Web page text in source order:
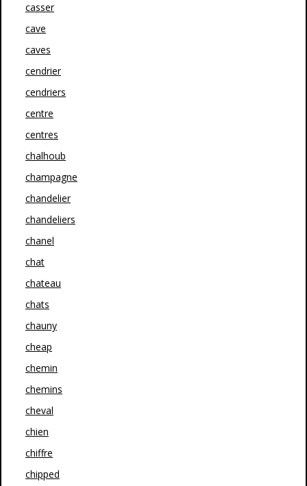
casser
cave
caves
cendrier
cendriers
centre
centres
chalhoub
champagne
chandelier
chandeliers
chanel
chat
chateau
chats
chauny
cheap
chemin
chemins
cheval
chien
chiffre
chipped